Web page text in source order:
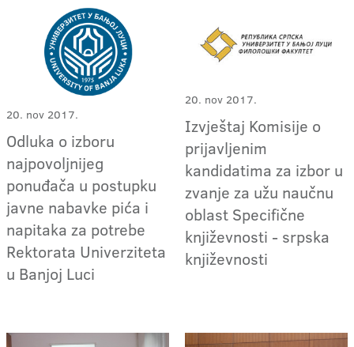
20. nov 2017.
Odluka o izboru
najpovoljnijeg
ponuđača u postupku
javne nabavke pića i
napitaka za potrebe
Rektorata Univerziteta
u Banjoj Luci
20. nov 2017.
Izvještaj Komisije o
prijavljenim
kandidatima za izbor u
zvanje za užu naučnu
oblast Specifične
književnosti - srpska
književnosti